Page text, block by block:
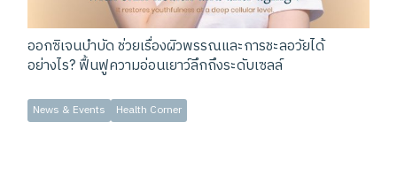
ออกซิเจนบำบัด ช่วยเรื่องผิวพรรณและการชะลอวัยได้
อย่างไร? ฟื้นฟูความอ่อนเยาว์ลึกถึงระดับเซลล์
News & Events Health Corner